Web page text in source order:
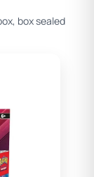
box sealed